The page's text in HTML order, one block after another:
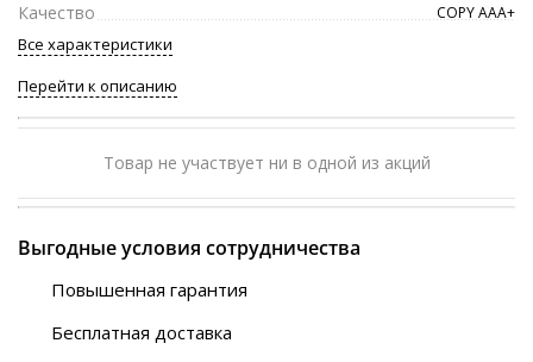
Качество COPY ААА+
Все характеристики
Перейти к описанию
Товар не участвует ни в одной из акций
Выгодные условия сотрудничества
Повышенная гарантия
Бесплатная доставка